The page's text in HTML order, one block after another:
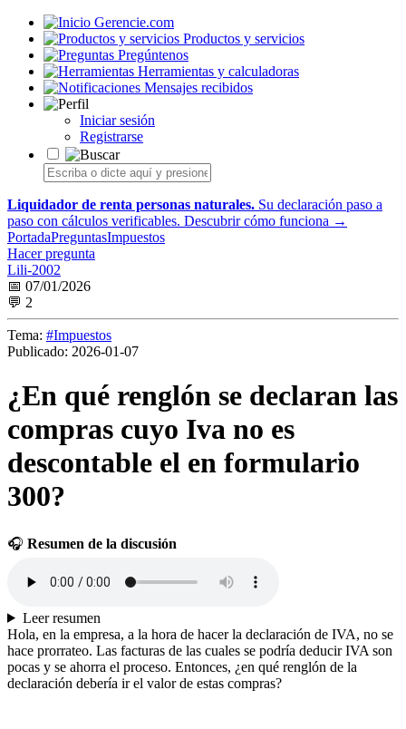
Gerencie.com
Productos y servicios
Pregúntenos
Herramientas y calculadoras
Mensajes recibidos
Iniciar sesión
Registrarse
Liquidador de renta personas naturales. Su declaración paso a
paso con cálculos verificables. Descubrir cómo funciona →
PortadaPreguntasImpuestos
Hacer pregunta
Lili-2002
📅 07/01/2026
💬 2
Tema: #Impuestos
Publicado: 2026-01-07
¿En qué renglón se declaran las
compras cuyo Iva no es
descontable el en formulario
300?
🎧 Resumen de la discusión
Leer resumen
Hola, en la empresa, a la hora de hacer la declaración de IVA, no se
hace prorrateo. Las facturas de las cuales se podría deducir IVA son
pocas y se ahorra el proceso. Entonces, ¿en qué renglón de la
declaración debería ir el valor de estas compras?